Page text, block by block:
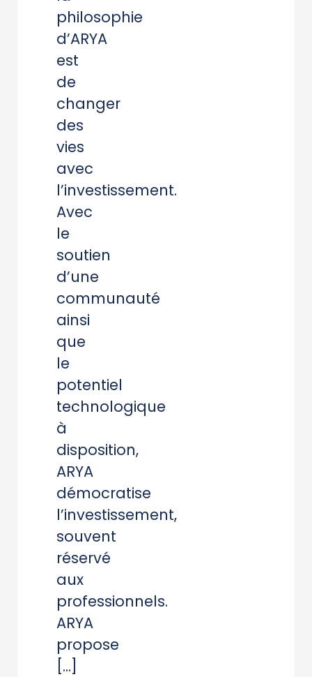
philosophie
d’ARYA
est
de
changer
des
vies
avec
l’investissement.
Avec
le
soutien
d’une
communauté
ainsi
que
le
potentiel
technologique
à
disposition,
ARYA
démocratise
l’investissement,
souvent
réservé
aux
professionnels.
ARYA
propose
[…]